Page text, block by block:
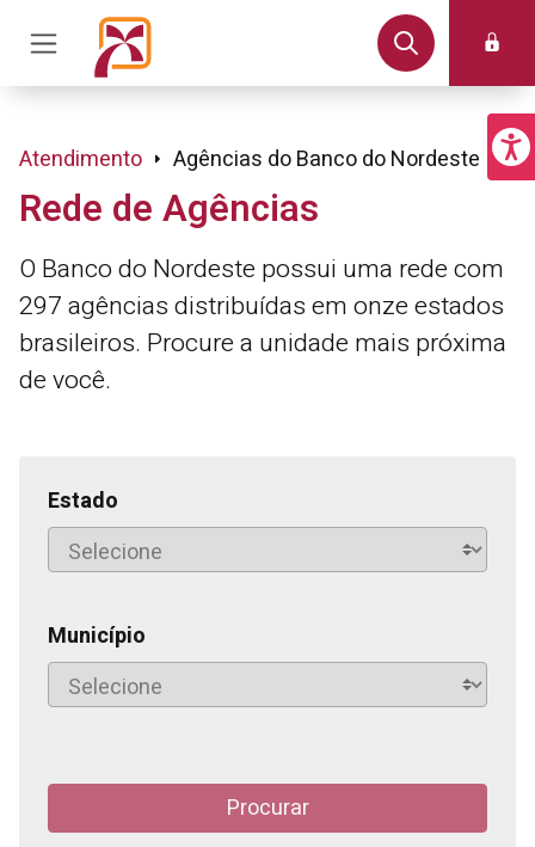
Atendimento Agências do Banco do Nordeste
Rede de Agências
O Banco do Nordeste possui uma rede com
297 agências distribuídas em onze estados
brasileiros. Procure a unidade mais próxima
de você.
Estado
Município
Procurar